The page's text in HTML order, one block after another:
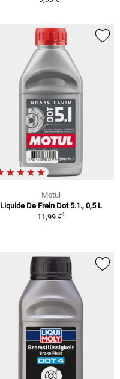
Motul
Liquide De Frein Dot 5.1., 0,5 L
11,99 €1